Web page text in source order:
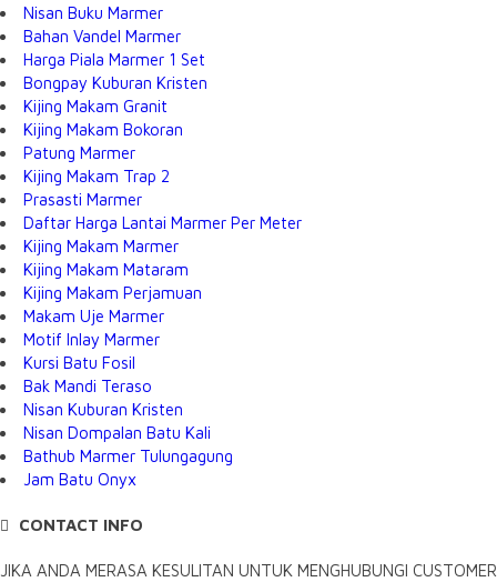
Nisan Buku Marmer
Bahan Vandel Marmer
Harga Piala Marmer 1 Set
Bongpay Kuburan Kristen
Kijing Makam Granit
Kijing Makam Bokoran
Patung Marmer
Kijing Makam Trap 2
Prasasti Marmer
Daftar Harga Lantai Marmer Per Meter
Kijing Makam Marmer
Kijing Makam Mataram
Kijing Makam Perjamuan
Makam Uje Marmer
Motif Inlay Marmer
Kursi Batu Fosil
Bak Mandi Teraso
Nisan Kuburan Kristen
Nisan Dompalan Batu Kali
Bathub Marmer Tulungagung
Jam Batu Onyx
CONTACT INFO
JIKA ANDA MERASA KESULITAN UNTUK MENGHUBUNGI CUSTOMER